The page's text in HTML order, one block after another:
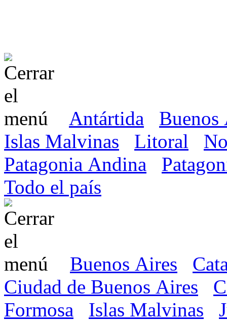
Antártida
Buenos
Islas Malvinas
Litoral
Patagonia Andina
Todo el país
Buenos Aires
Ciudad de Buenos Aires
Formosa
Islas Malvinas